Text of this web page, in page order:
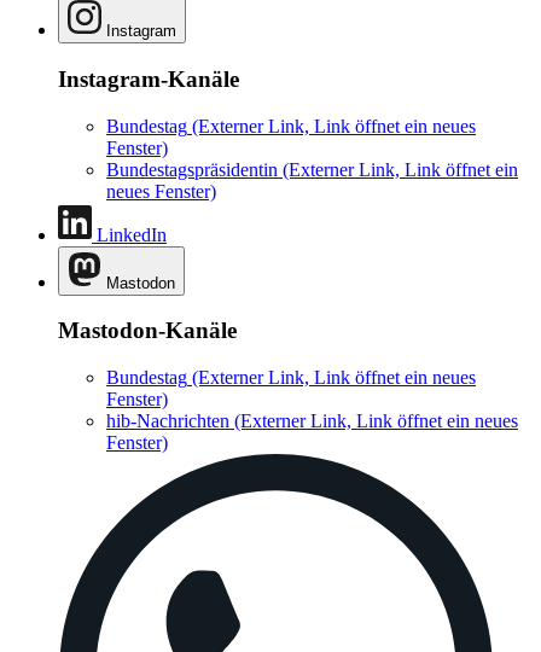
Instagram
Instagram-Kanäle
Bundestag (Externer Link, Link öffnet ein neues
Fenster)
Bundestagspräsidentin (Externer Link, Link öffnet ein
neues Fenster)
LinkedIn
Mastodon
Mastodon-Kanäle
Bundestag (Externer Link, Link öffnet ein neues
Fenster)
hib-Nachrichten (Externer Link, Link öffnet ein neues
Fenster)